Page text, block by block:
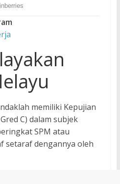
memiliki Kepujian
C) dalam subjek
SPM atau
setaraf dengannya oleh